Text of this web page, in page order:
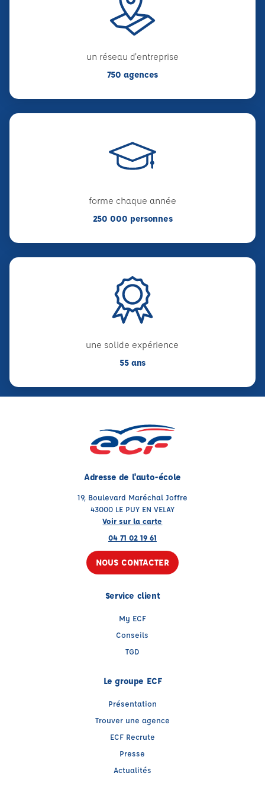
un réseau d'entreprise
750 agences
forme chaque année
250 000 personnes
une solide expérience
55 ans
Adresse de l'auto-école
19, Boulevard Maréchal Joffre
43000 LE PUY EN VELAY
Voir sur la carte
04 71 02 19 61
NOUS CONTACTER
Service client
My ECF
Conseils
TGD
Le groupe ECF
Présentation
Trouver une agence
ECF Recrute
Presse
Actualités